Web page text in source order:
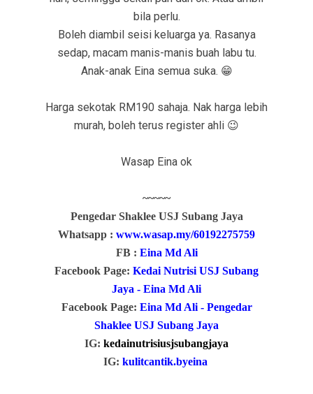
bila perlu.
Boleh diambil seisi keluarga ya. Rasanya
sedap, macam manis-manis buah labu tu.
Anak-anak Eina semua suka. 😁
Harga sekotak RM190 sahaja. Nak harga lebih
murah, boleh terus register ahli 😉
Wasap Eina ok
~~~~~
Pengedar Shaklee USJ Subang Jaya
Whatsapp : www.wasap.my/60192275759
FB : Eina Md Ali
Facebook Page: Kedai Nutrisi USJ Subang
Jaya - Eina Md Ali
Facebook Page: Eina Md Ali - Pengedar
Shaklee USJ Subang Jaya
IG: kedainutrisiusjsubangjaya
IG: kulitcantik.byeina